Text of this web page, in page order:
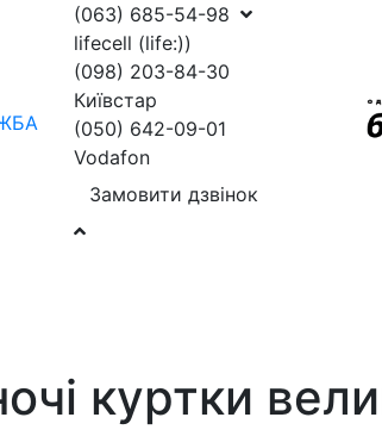
(063) 685-54-98
lifecell (life:))
(098) 203-84-30
Київстар
(050) 642-09-01
Vodafon
Замовити дзвінок
куртки